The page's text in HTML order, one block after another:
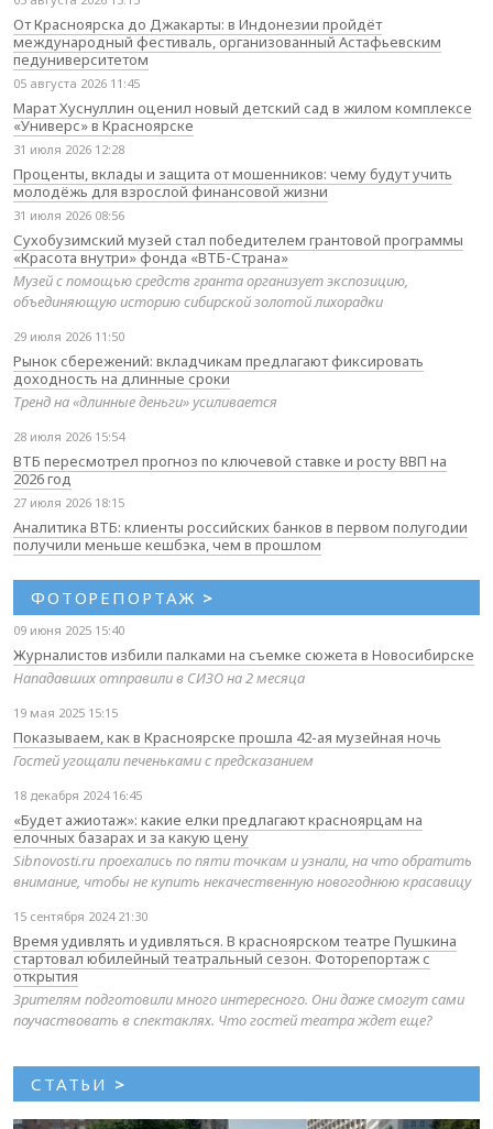
От Красноярска до Джакарты: в Индонезии пройдёт
международный фестиваль, организованный Астафьевским
педуниверситетом
05 августа 2026 11:45
Марат Хуснуллин оценил новый детский сад в жилом комплексе
«Универс» в Красноярске
31 июля 2026 12:28
Проценты, вклады и защита от мошенников: чему будут учить
молодёжь для взрослой финансовой жизни
31 июля 2026 08:56
Сухобузимский музей стал победителем грантовой программы
«Красота внутри» фонда «ВТБ-Страна»
Музей с помощью средств гранта организует экспозицию,
объединяющую историю сибирской золотой лихорадки
29 июля 2026 11:50
Рынок сбережений: вкладчикам предлагают фиксировать
доходность на длинные сроки
Тренд на «длинные деньги» усиливается
28 июля 2026 15:54
ВТБ пересмотрел прогноз по ключевой ставке и росту ВВП на
2026 год
27 июля 2026 18:15
Аналитика ВТБ: клиенты российских банков в первом полугодии
получили меньше кешбэка, чем в прошлом
ФОТОРЕПОРТАЖ >
09 июня 2025 15:40
Журналистов избили палками на съемке сюжета в Новосибирске
Нападавших отправили в СИЗО на 2 месяца
19 мая 2025 15:15
Показываем, как в Красноярске прошла 42-ая музейная ночь
Гостей угощали печеньками с предсказанием
18 декабря 2024 16:45
«Будет ажиотаж»: какие елки предлагают красноярцам на
елочных базарах и за какую цену
Sibnovosti.ru проехались по пяти точкам и узнали, на что обратить
внимание, чтобы не купить некачественную новогоднюю красавицу
15 сентября 2024 21:30
Время удивлять и удивляться. В красноярском театре Пушкина
стартовал юбилейный театральный сезон. Фоторепортаж с
открытия
Зрителям подготовили много интересного. Они даже смогут сами
поучаствовать в спектаклях. Что гостей театра ждет еще?
СТАТЬИ >